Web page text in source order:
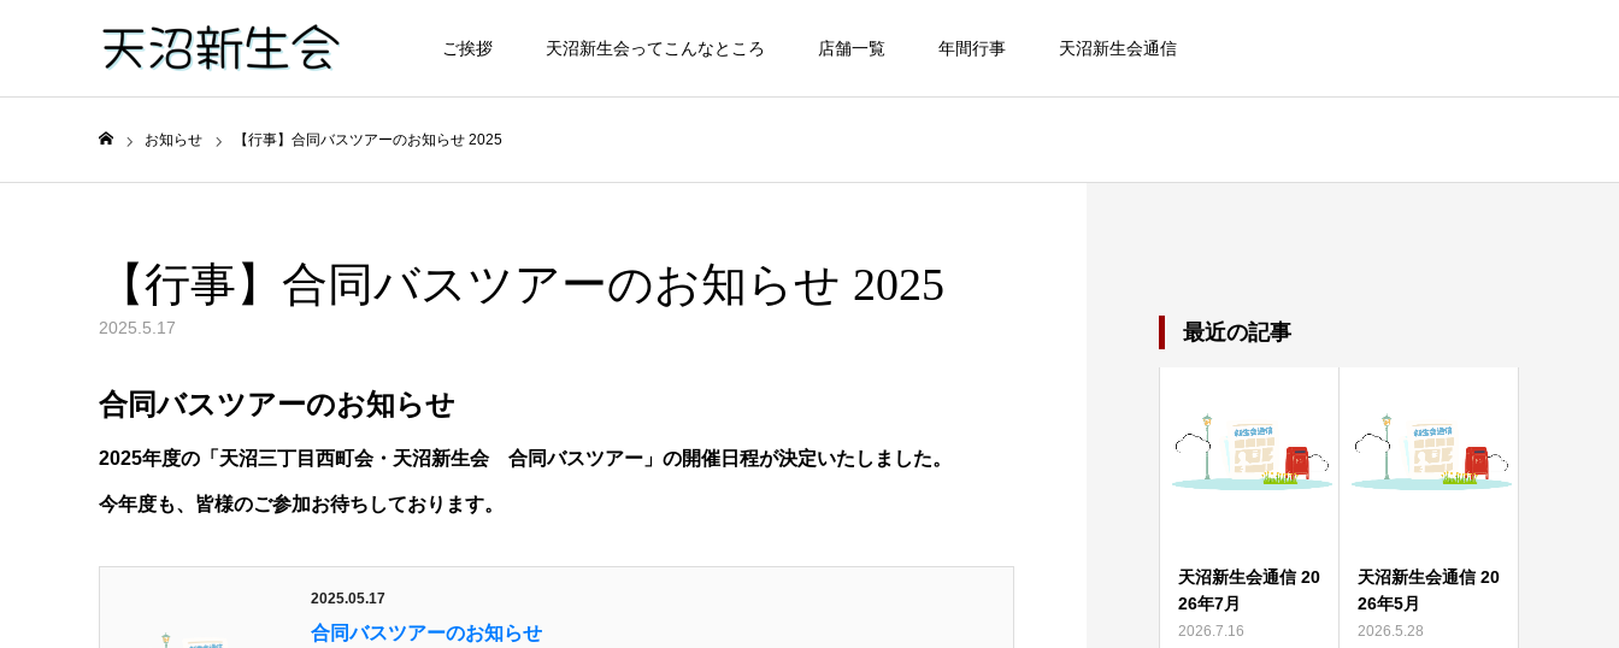
ご挨拶 天沼新生会ってこんなところ 店舗一覧 年間行事 天沼新生会通信
お知らせ 【行事】合同バスツアーのお知らせ 2025
【行事】合同バスツアーのお知らせ 2025
2025.5.17
合同バスツアーのお知らせ
2025年度の「天沼三丁目西町会・天沼新生会 合同バスツアー」の開催日程が決定いたしました。
今年度も、皆様のご参加お待ちしております。
2025.05.17
合同バスツアーのお知らせ
最近の記事
天沼新生会通信 20
26年7月
2026.7.16
天沼新生会通信 20
26年5月
2026.5.28